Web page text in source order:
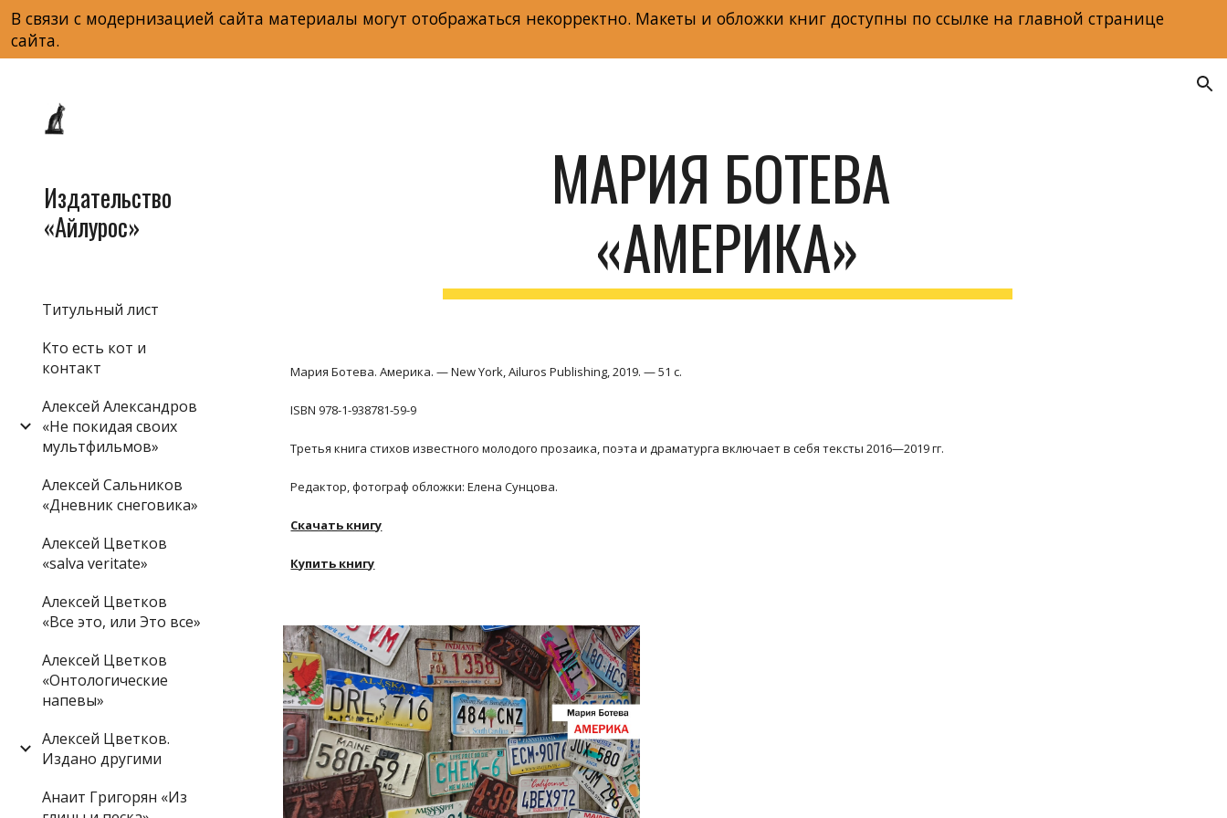
Skip to main content Skip to navigation
В связи с модернизацией сайта материалы могут отображаться некорректно. Макеты и обложки книг доступны по ссылке на главной странице
сайта.
Издательство
«Айлурос»
Титульный лист
Kто есть кот и
контакт
Алексей Александров
«Не покидая своих
мультфильмов»
Алексей Сальников
«Дневник снеговика»
Алексей Цветков
«salva veritate»
Алексей Цветков
«Все это, или Это все»
Алексей Цветков
«Онтологические
напевы»
Алексей Цветков.
Издано другими
Анаит Григорян «Из
МАРИЯ БОТЕВА
«АМЕРИКА»
Мария Ботева. Америка. — New York, Ailuros Publishing, 2019. — 51 с.
ISBN 978-1-938781-59-9
Третья книга стихов известного молодого прозаика, поэта и драматурга включает в себя тексты 2016—2019 гг.
Редактор, фотограф обложки: Елена Сунцова.
Скачать книгу
Купить книгу